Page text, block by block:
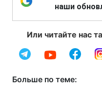
наши
Или читайте нас
Больше по теме: